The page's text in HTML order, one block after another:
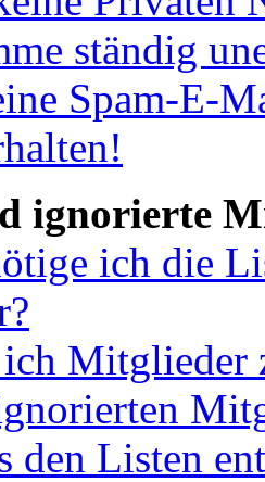
ständig
Spam-E-
ignorierte
ich die
Mitglieder
den Listen